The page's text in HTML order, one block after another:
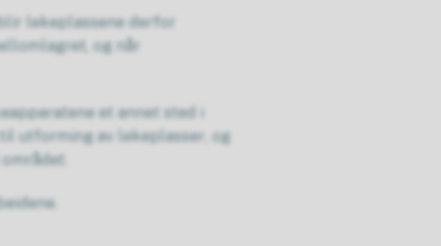
lekeplassene derfor
og når
et annet sted i
utforming av lekeplasser, og